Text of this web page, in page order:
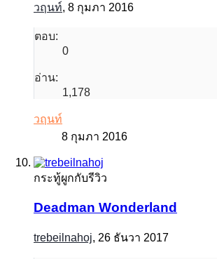
วฤนท์, 8 กุมภา 2016
ตอบ:
0
อ่าน:
1,178
วฤนท์
8 กุมภา 2016
กระทู้ผูกกับรีวิว
Deadman Wonderland
trebeilnahoj, 26 ธันวา 2017